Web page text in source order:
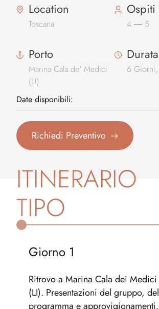
Location
Toscana
Ospiti
4 ― 5
Porto
Marina Cala de' Medici
(LI)
Durata
6 Giorni,
Date disponibili:
Richiedi Preventivo
ITINERARIO
TIPO
Giorno 1
Ritrovo a Marina Cala dei Medici
(LI). Presentazioni del gruppo, del
programma e approvigionamenti.